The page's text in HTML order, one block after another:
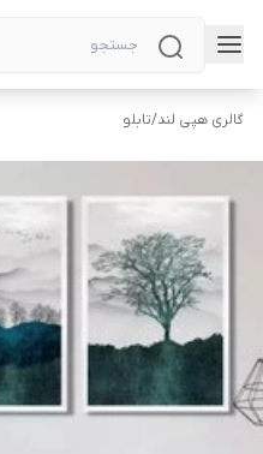
گالری هپی لند/تابلو